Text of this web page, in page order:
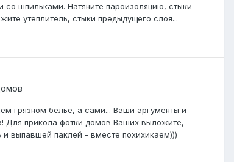
со шпильками. Натяните пароизоляцию, стыки
утеплитель, стыки предыдущего слоя...
грязном белье, а сами... Ваши аргументы и
Для прикола фотки домов Ваших выложите,
выпавшей паклей - вместе похихикаем)))